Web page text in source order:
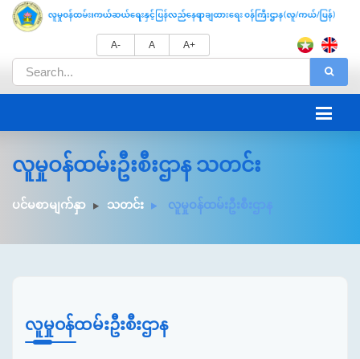
A- A A+
လူမှုဝန်ထမ်းဦးစီးဌာန သတင်း
ပင်မစာမျက်နှာ သတင်း လူမှုဝန်ထမ်းဦးစီးဌာန
လူမှုဝန်ထမ်းဦးစီးဌာန